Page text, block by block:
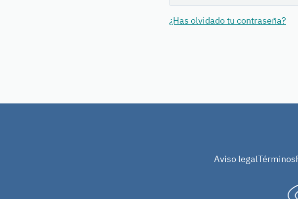
¿Has olvidado tu contraseña?
Aviso legalTérminos